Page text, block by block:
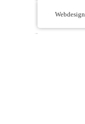
Webdesign